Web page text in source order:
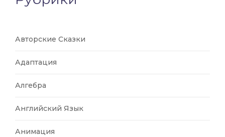
Авторские Сказки
Адаптация
Алгебра
Английский Язык
Анимация